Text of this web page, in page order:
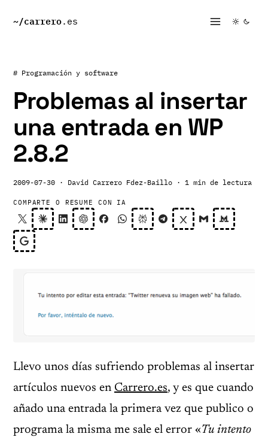
~/carrero.es
# Programación y software
Problemas al insertar
una entrada en WP
2.8.2
2009-07-30 · David Carrero Fdez-Baillo · 1 min de lectura
COMPARTE O RESUME CON IA
Llevo unos días sufriendo problemas al insertar
artículos nuevos en Carrero.es, y es que cuando
añado una entrada la primera vez que publico o
programa la misma me sale el error «Tu intento